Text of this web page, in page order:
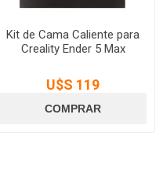
Kit de Cama Caliente para
Creality Ender 5 Max
U$S 119